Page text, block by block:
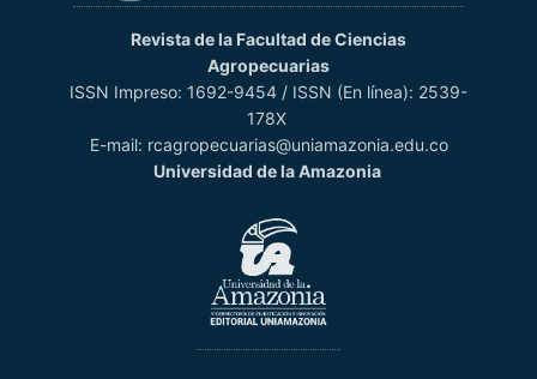
Revista de la Facultad de Ciencias
Agropecuarias
ISSN Impreso: 1692-9454 / ISSN (En línea): 2539-
178X
E-mail: rcagropecuarias@uniamazonia.edu.co
Universidad de la Amazonia